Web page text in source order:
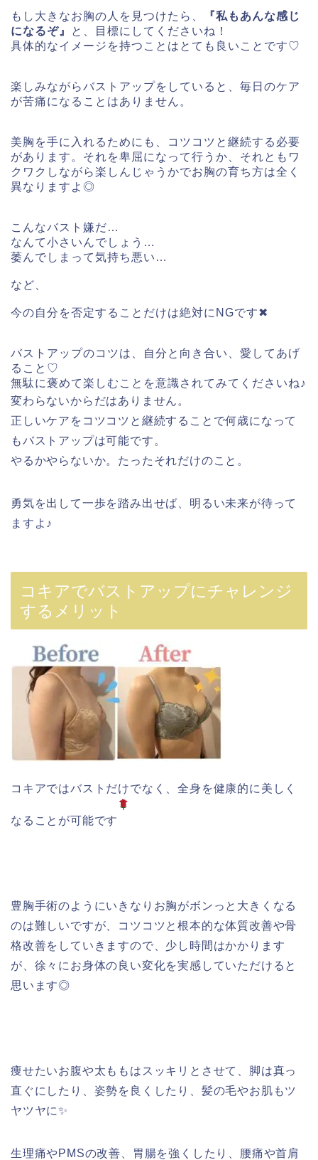
もし大きなお胸の人を見つけたら、
『私もあんな感じ
になるぞ』
と、目標にしてくださいね！
具体的なイメージを持つことはとても良いことです♡
楽しみながらバストアップをしていると、毎日のケア
が苦痛になることはありません。
美胸を手に入れるためにも、コツコツと継続する必要
があります。それを卑屈になって行うか、それともワ
クワクしながら楽しんじゃうかでお胸の育ち方は全く
異なりますよ◎
こんなバスト嫌だ…
なんて小さいんでしょう…
萎んでしまって気持ち悪い…
など、
今の自分を否定することだけは絶対にNGです✖
バストアップのコツは、自分と向き合い、愛してあげ
ること♡
無駄に褒めて楽しむことを意識されてみてくださいね♪
変わらないからだはありません。
正しいケアをコツコツと継続することで何歳になって
もバストアップは可能です。
やるかやらないか。たったそれだけのこと。
勇気を出して一歩を踏み出せば、明るい未来が待って
ますよ♪
コキアでバストアップにチャレンジ
するメリット
コキアではバストだけでなく、全身を健康的に美しく
なることが可能です
豊胸手術のようにいきなりお胸がボンっと大きくなる
のは難しいですが、コツコツと根本的な体質改善や骨
格改善をしていきますので、少し時間はかかります
が、徐々にお身体の良い変化を実感していただけると
思います◎
痩せたいお腹や太ももはスッキリとさせて、脚は真っ
直ぐにしたり、姿勢を良くしたり、髪の毛やお肌もツ
ヤツヤに✨
生理痛やPMSの改善、胃腸を強くしたり、腰痛や首肩